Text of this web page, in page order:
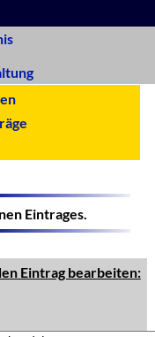
Eintrages.
Eintrag bearbeiten: